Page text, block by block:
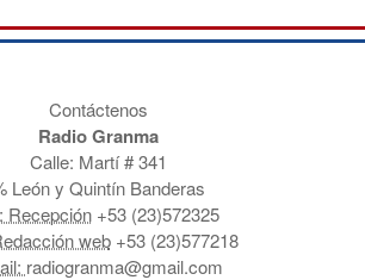
Contáctenos
Radio Granma
Calle: Martí # 341
León y Quintín Banderas
Recepción +53 (23)572325
web+53 (23)577218
radiogranma@gmail.com